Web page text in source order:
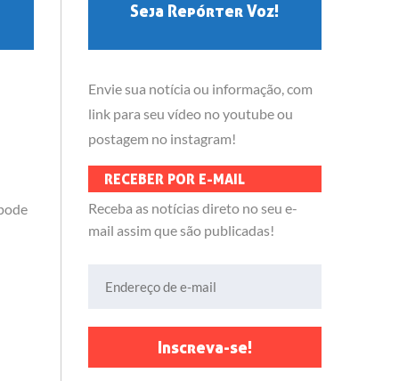
Seja Repórter Voz!
Envie sua notícia ou informação, com
link para seu vídeo no youtube ou
postagem no instagram!
RECEBER POR E-MAIL
Receba as notícias direto no seu e-
mail assim que são publicadas!
Inscreva-se!